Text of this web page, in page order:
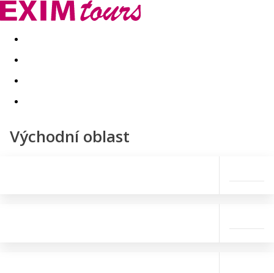
Akční nabídky Last minute
Východní oblast